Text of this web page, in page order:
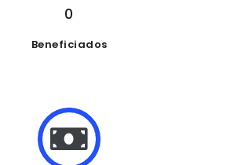
0
Beneficiados